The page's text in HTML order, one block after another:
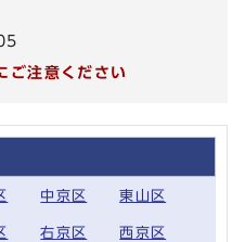
ご注意ください
中京区 東山区
右京区 西京区